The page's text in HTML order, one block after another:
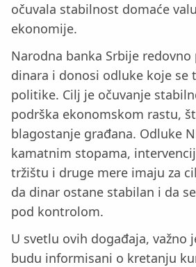
očuvala stabilnost domaće
ekonomije.
Narodna banka Srbije
dinara i donosi odluke koje se
politike. Cilj je očuvanje
podrška ekonomskom rastu,
blagostanje građana. Odluke
kamatnim stopama,
tržištu i druge mere imaju za
da dinar ostane stabilan i da
pod kontrolom.
U svetlu ovih događaja, važno
budu informisani o kretanju